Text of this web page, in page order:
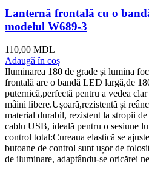
Lanternă frontală cu o
modelul W689-3
110,00 MDL
Adaugă în coș
Iluminarea 180 de grade și lumina
frontală are o bandă LED largă,de
puternică,perfectă pentru a vedea
mâini libere.Ușoară,rezistentă și
material durabil, rezistent la stropii
cablu USB, ideală pentru o sesiune
control total:Cureaua elastică se
butoane de control sunt ușor de
de iluminare, adaptându-se oricărei